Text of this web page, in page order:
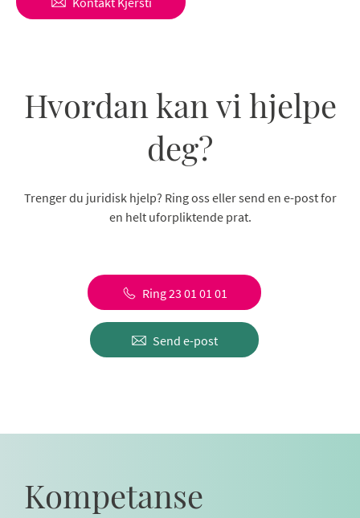
Hvordan kan vi hjelpe
deg?
Trenger du juridisk hjelp? Ring oss eller send en e-post for
en helt uforpliktende prat.
Ring 23 01 01 01
Send e-post
Kompetanse